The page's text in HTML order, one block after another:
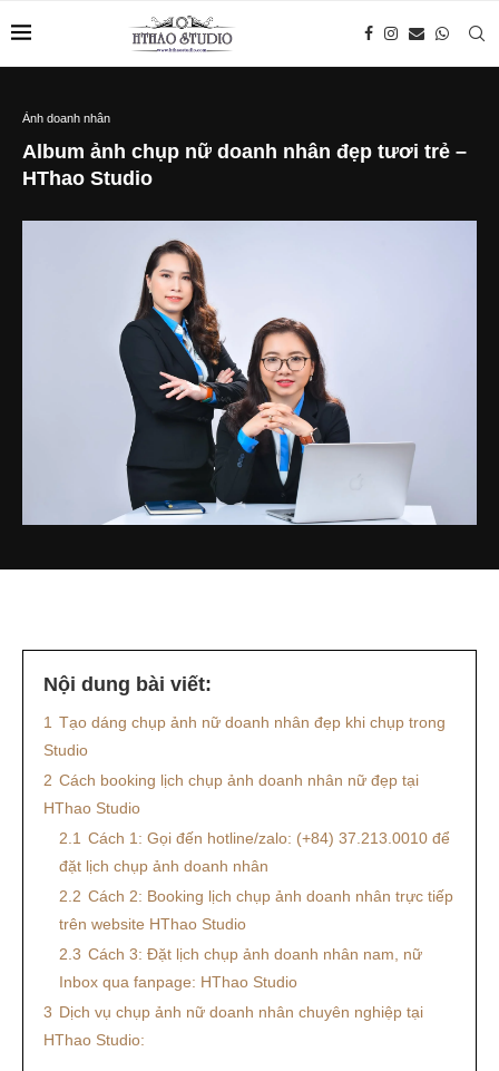
Ảnh doanh nhân
Album ảnh chụp nữ doanh nhân đẹp tươi trẻ –
HThao Studio
Nội dung bài viết:
1 Tạo dáng chụp ảnh nữ doanh nhân đẹp khi chụp trong
Studio
2 Cách booking lịch chụp ảnh doanh nhân nữ đẹp tại
HThao Studio
2.1 Cách 1: Gọi đến hotline/zalo: (+84) 37.213.0010 để
đặt lịch chụp ảnh doanh nhân
2.2 Cách 2: Booking lịch chụp ảnh doanh nhân trực tiếp
trên website HThao Studio
2.3 Cách 3: Đặt lịch chụp ảnh doanh nhân nam, nữ
Inbox qua fanpage: HThao Studio
3 Dịch vụ chụp ảnh nữ doanh nhân chuyên nghiệp tại
HThao Studio: